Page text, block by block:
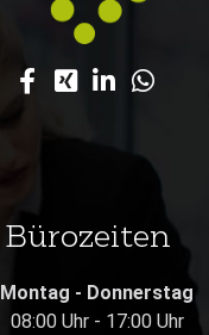
Bürozeiten
Montag - Donnerstag
08:00 Uhr - 17:00 Uhr